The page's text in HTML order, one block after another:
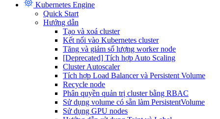
Kubernetes Engine
Quick Start
Hướng dẫn
Tạo và xoá cluster
Kết nối vào Kubernetes cluster
Tăng và giảm số lượng worker node
[Deprecated] Tích hợp Auto Scaling
Cluster Autoscaler
Tích hợp Load Balancer và Persistent Volume
Recycle node
Phân quyền quản trị cluster bằng RBAC
Sử dụng volume có sẵn làm PersistentVolume
Sử dụng GPU nodes